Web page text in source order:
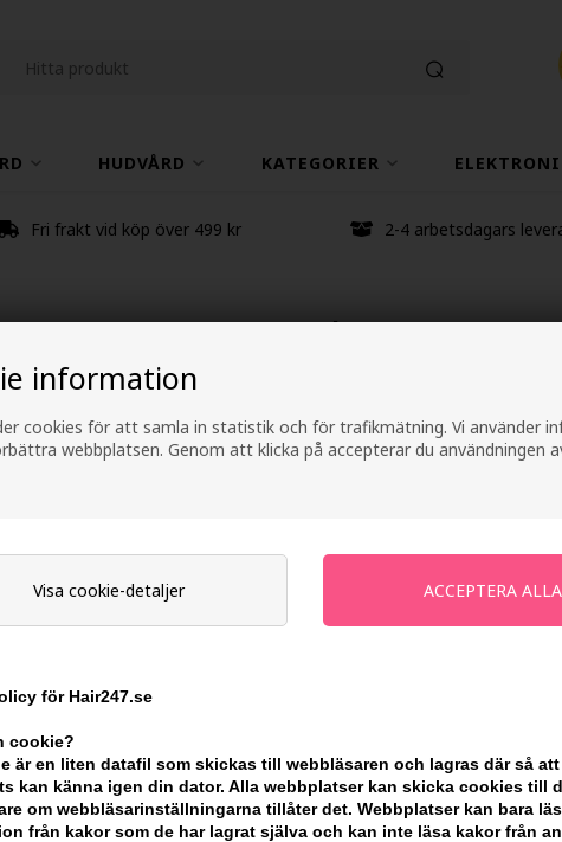
information
cookies för att samla in statistik och för trafikmätning. Vi använder
webbplatsen. Genom att klicka på accepterar du användningen
Visa cookie-detaljer
för Hair247.se
cookie?
är en liten datafil som skickas till webbläsaren och lagras där så att
kan känna igen din dator. Alla webbplatser kan skicka cookies till
om webbläsarinställningarna tillåter det. Webbplatser kan bara
från kakor som de har lagrat själva och kan inte läsa kakor från
HUDVÅRD KATEGORIER
Fri frakt vid köp över 499 kr 2-4 arbetsdagars
L'Oréal Vitamino
Varumärken»Loreal Serie Expert
Tidigare lägsta pris: 286,00
Tidigare lägsta pris:
I lager - Leveranstid: 2-3 arbetsdagar
Du tjänar 12 Bonuskronor på köp av